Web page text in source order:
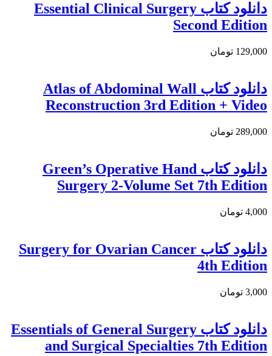
دانلود کتاب Essential Clinical Surgery
Second Edition
129,000 تومان
دانلود کتاب Atlas of Abdominal Wall
Reconstruction 3rd Edition + Video
289,000 تومان
دانلود کتاب Green’s Operative Hand
Surgery 2-Volume Set 7th Edition
4,000 تومان
دانلود كتاب Surgery for Ovarian Cancer
4th Edition
3,000 تومان
دانلود کتاب Essentials of General Surgery
and Surgical Specialties 7th Edition